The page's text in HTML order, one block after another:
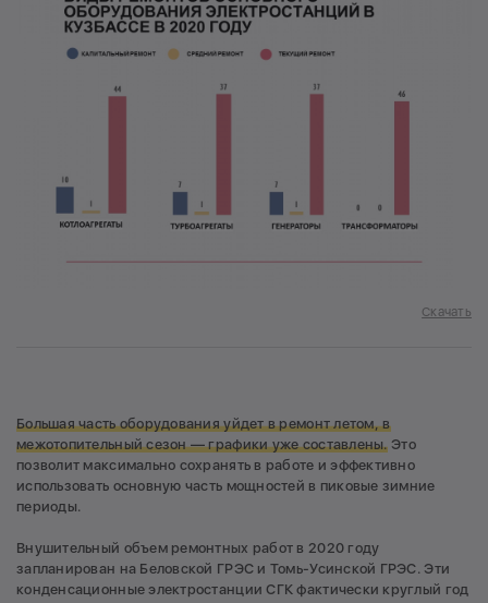
Скачать
Большая часть оборудования уйдет в ремонт летом, в
межотопительный сезон — графики уже составлены.Это
позволит максимально сохранять в работе и эффективно
использовать основную часть мощностей в пиковые зимние
периоды.
Внушительный объем ремонтных работ в 2020 году
запланирован на Беловской ГРЭС и Томь-Усинской ГРЭС. Эти
конденсационные электростанции СГК фактически круглый год